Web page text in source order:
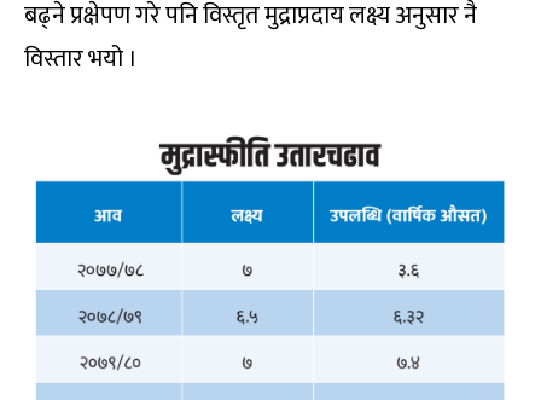
बढ्ने प्रक्षेपण गरे पनि विस्तृत मुद्राप्रदाय लक्ष्य अनुसार नै
विस्तार भयो ।